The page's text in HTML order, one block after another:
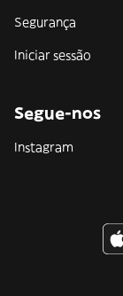
Segurança
Iniciar sessão
Segue-nos
Instagram